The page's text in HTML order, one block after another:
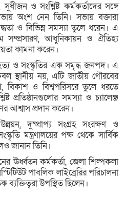
সুধীজন ও সংশ্লিষ্ট কর্মকর্তাদের সঙ্গে
অংশ নেন তিনি। সভায় বক্তারা
ও বিভিন্ন সমস্যা তুলে ধরেন। এ
সম্প্রসারণ, আধুনিকায়ন ও ঐতিহ্য
কামনা করেন।
ও সংস্কৃতির এক সমৃদ্ধ জনপদ। এ
স্থানীয় নয়, এটি জাতীয় গৌরবের
ও বিশ্বপরিসরে তুলে ধরতে
প্রতিষ্ঠানগুলোর সমস্যা ও চ্যালেঞ্জ
আশ্বাস প্রদান করেন।
দুষ্প্রাপ্য সংগ্রহ সংরক্ষণ ও
মন্ত্রণালয়ের পক্ষ থেকে সার্বিক
জানান তিনি।
ঊর্ধ্বতন কর্মকর্তা, জেলা শিল্পকলা
পাবলিক লাইব্রেরির পরিচালনা
ব্যক্তিত্বরা উপস্থিত ছিলেন।